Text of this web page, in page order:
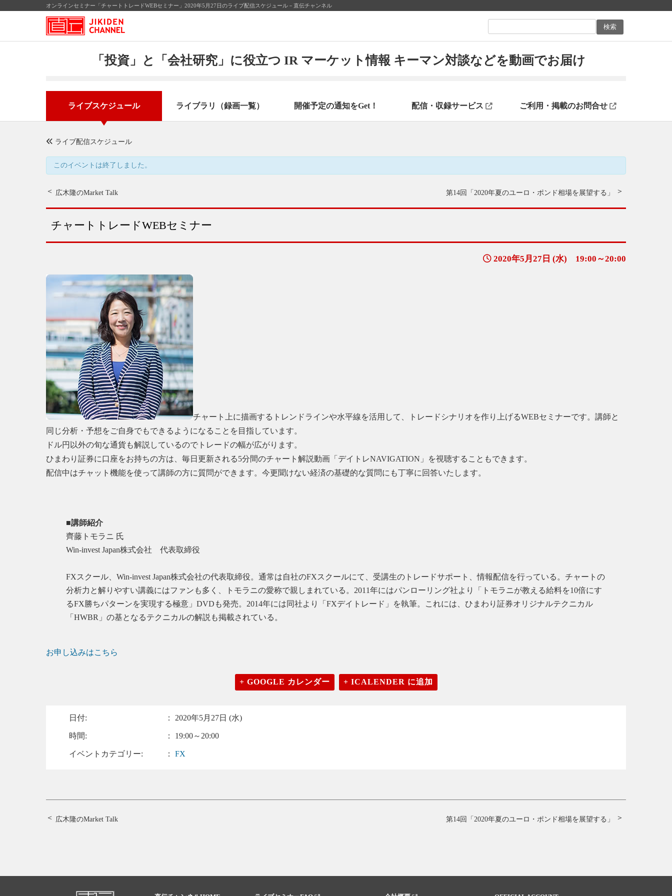
オンラインセミナー「チャートトレードWEBセミナー」2020年5月27日のライブ配信スケジュール－直伝チャンネル
「投資」と「会社研究」に役立つ IR マーケット情報 キーマン対談などを動画でお届け
ライブスケジュール ライブラリ（録画一覧） 開催予定の通知をGet！ 配信・収録サービス ご利用・掲載のお問合せ
ライブ配信スケジュール
このイベントは終了しました。
広木隆のMarket Talk 第14回「2020年夏のユーロ・ポンド相場を展望する」
チャートトレードWEBセミナー
2020年5月27日 (水) 19:00～20:00
チャート上に描画するトレンドラインや水平線を活用して、トレードシナリオを作り上げるWEBセミナーです。講師と
同じ分析・予想をご自身でもできるようになることを目指しています。
ドル円以外の旬な通貨も解説しているのでトレードの幅が広がります。
ひまわり証券に口座をお持ちの方は、毎日更新される5分間のチャート解説動画「デイトレNAVIGATION」を視聴することもできます。
配信中はチャット機能を使って講師の方に質問ができます。今更聞けない経済の基礎的な質問にも丁寧に回答いたします。
■講師紹介
齊藤トモラニ 氏
Win-invest Japan株式会社 代表取締役
FXスクール、Win-invest Japan株式会社の代表取締役。通常は自社のFXスクールにて、受講生のトレードサポート、情報配信を行っている。チャートの
分析力と解りやすい講義にはファンも多く、トモラニの愛称で親しまれている。2011年にはパンローリング社より「トモラニが教える給料を10倍にす
るFX勝ちパターンを実現する極意」DVDも発売。2014年には同社より「FXデイトレード」を執筆。これには、ひまわり証券オリジナルテクニカル
「HWBR」の基となるテクニカルの解説も掲載されている。
お申し込みはこちら
+ GOOGLE カレンダー + ICALENDER に追加
日付: ： 2020年5月27日 (水)
時間: ： 19:00～20:00
イベントカテゴリー: ：FX
広木隆のMarket Talk 第14回「2020年夏のユーロ・ポンド相場を展望する」